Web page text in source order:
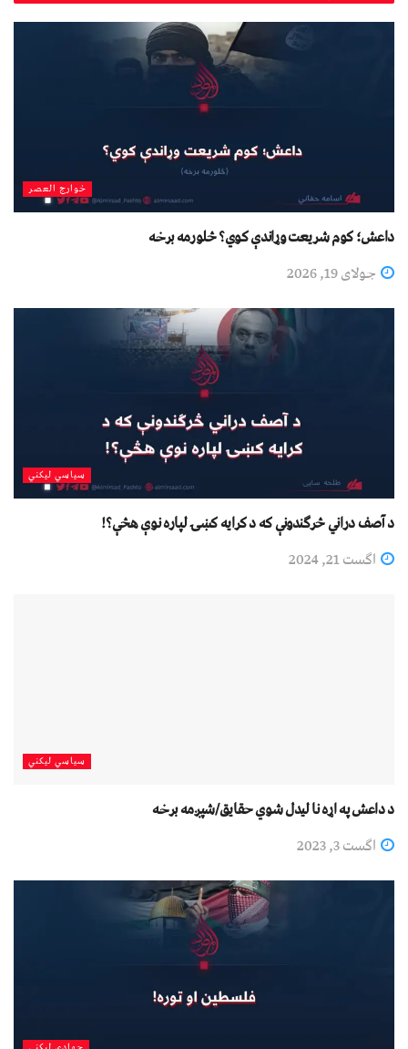
خوارج العصر
داعش؛ کوم شریعت وړاندې کوي؟ څلورمه برخه
جولای 19, 2026
سیاسي لیکني
د آصف دراني څرګندونې که د کرایه کښۍ لپاره نوې هڅې؟!
اگست 21, 2024
سیاسي لیکني
د داعش په اړه نا ليدل شوي حقايق/شپږمه برخه
اگست 3, 2023